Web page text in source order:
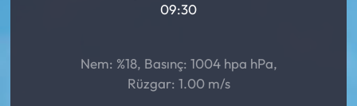
09:30
Nem: %18, Basınç: 1004 hpa hPa,
Rüzgar: 1.00 m/s